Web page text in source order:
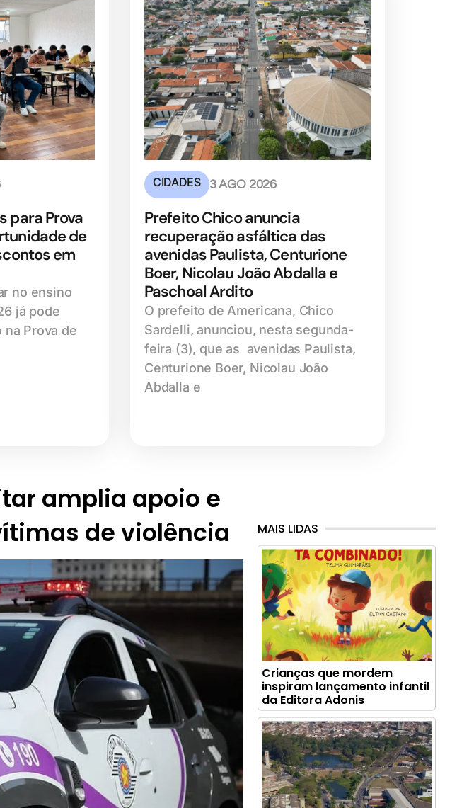
para Prova
de
em
no ensino
já pode
na Prova de
CIDADES 3 AGO 2026
Prefeito Chico anuncia
recuperação asfáltica das
avenidas Paulista, Centurione
Boer, Nicolau João Abdalla e
Paschoal Ardito
O prefeito de Americana, Chico
Sardelli, anunciou, nesta segunda-
feira (3), que as avenidas Paulista,
Centurione Boer, Nicolau João
Abdalla e
amplia apoio e
de violência
MAIS LIDAS
Crianças que mordem
inspiram lançamento infantil
da Editora Adonis